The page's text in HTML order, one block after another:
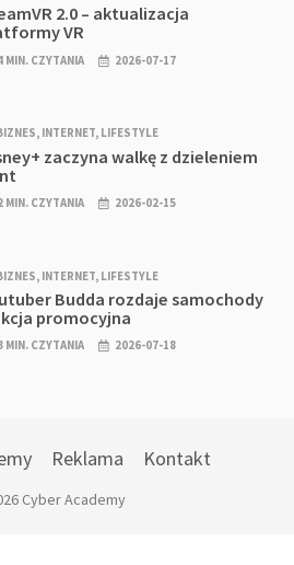
2.0 – aktualizacja
VR
MIN. CZYTANIA 2026-07-17
, INTERNET, LIFESTYLE
zaczyna walkę z dzieleniem
MIN. CZYTANIA 2026-02-15
, INTERNET, LIFESTYLE
Budda rozdaje samochody
promocyjna
MIN. CZYTANIA 2026-07-18
Reklama Kontakt
Cyber Academy